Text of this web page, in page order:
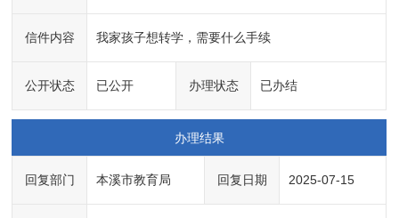
信件内容 我家孩子想转学，需要什么手续
公开状态 已公开 办理状态 已办结
办理结果
回复部门 本溪市教育局 回复日期 2025-07-15